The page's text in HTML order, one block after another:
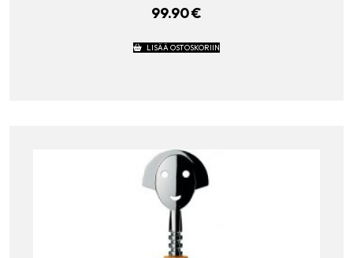
99.90€
LISÄÄ OSTOSKORIIN